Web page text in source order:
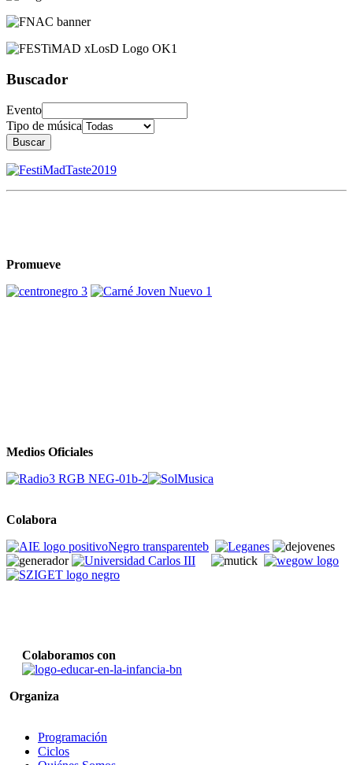
Buscador
Evento
Tipo de música
Buscar
Promueve
Medios Oficiales
Colabora
Colaboramos con
Organiza
Programación
Ciclos